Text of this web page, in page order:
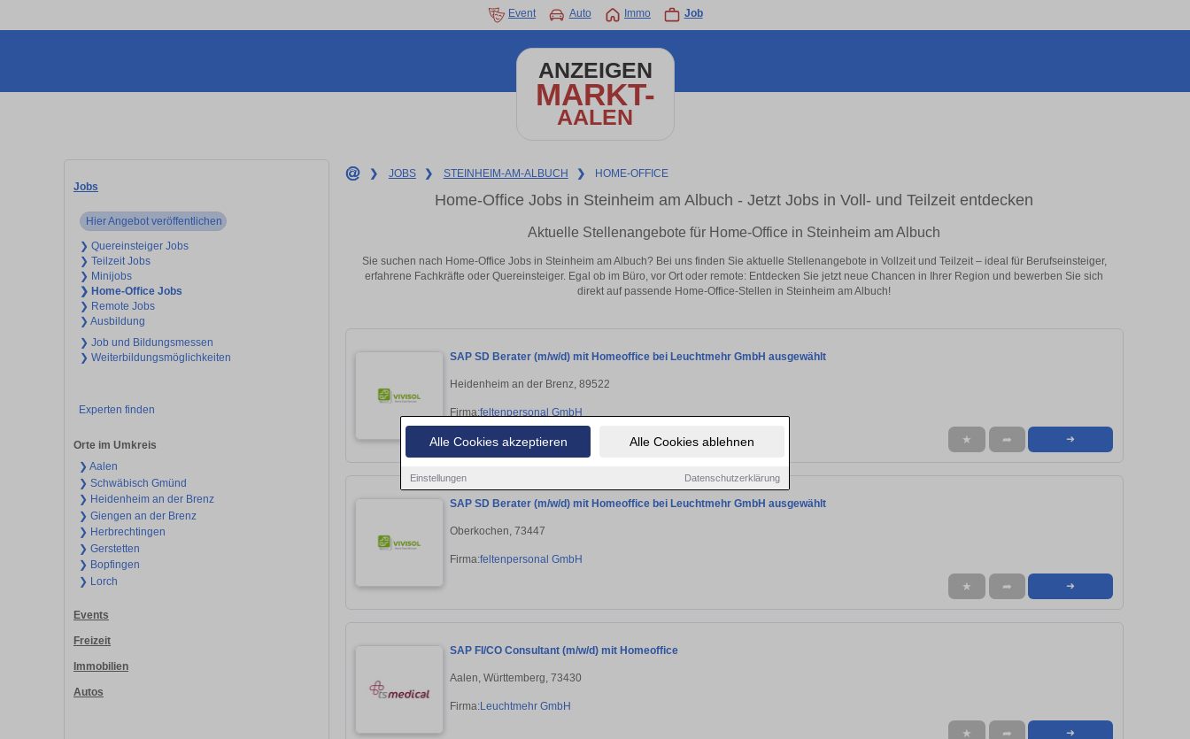
Alle Cookies akzeptieren Alle Cookies ablehnen
Einstellungen Datenschutzerklärung
Event Auto Immo Job
ANZEIGEN
MARKT-
AALEN
Jobs
Hier Angebot veröffentlichen
❯ Quereinsteiger Jobs
❯ Teilzeit Jobs
❯ Minijobs
❯ Home-Office Jobs
❯ Remote Jobs
❯ Ausbildung
❯ Job und Bildungsmessen
❯ Weiterbildungsmöglichkeiten
Experten finden
Orte im Umkreis
❯ Aalen
❯ Schwäbisch Gmünd
❯ Heidenheim an der Brenz
❯ Giengen an der Brenz
❯ Herbrechtingen
❯ Gerstetten
❯ Bopfingen
❯ Lorch
Events
Freizeit
Immobilien
Autos
❯ JOBS ❯ STEINHEIM-AM-ALBUCH ❯ HOME-OFFICE
Home-Office Jobs in Steinheim am Albuch - Jetzt Jobs in Voll- und Teilzeit entdecken
Aktuelle Stellenangebote für Home-Office in Steinheim am Albuch
Sie suchen nach Home-Office Jobs in Steinheim am Albuch? Bei uns finden Sie aktuelle Stellenangebote in Vollzeit und Teilzeit – ideal für Berufseinsteiger,
erfahrene Fachkräfte oder Quereinsteiger. Egal ob im Büro, vor Ort oder remote: Entdecken Sie jetzt neue Chancen in Ihrer Region und bewerben Sie sich
direkt auf passende Home-Office-Stellen in Steinheim am Albuch!
SAP SD Berater (m/w/d) mit Homeoffice bei Leuchtmehr GmbH ausgewählt
Heidenheim an der Brenz, 89522
Firma:feltenpersonal GmbH
★ ➦ ➜
SAP SD Berater (m/w/d) mit Homeoffice bei Leuchtmehr GmbH ausgewählt
Oberkochen, 73447
Firma:feltenpersonal GmbH
★ ➦ ➜
SAP FI/CO Consultant (m/w/d) mit Homeoffice
Aalen, Württemberg, 73430
Firma:Leuchtmehr GmbH
★ ➦ ➜